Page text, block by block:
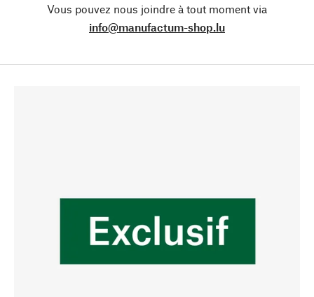
Vous pouvez nous joindre à tout moment via
info@manufactum-shop.lu